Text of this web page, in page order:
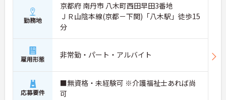
勤務地
京都府 南丹市 八木町西田早田3番地
ＪＲ山陰本線(京都－下関)「八木駅」徒歩15
分
雇用形態 非常勤・パート・アルバイト
応募要件
■無資格・未経験可 ※介護福祉士あれば尚
可